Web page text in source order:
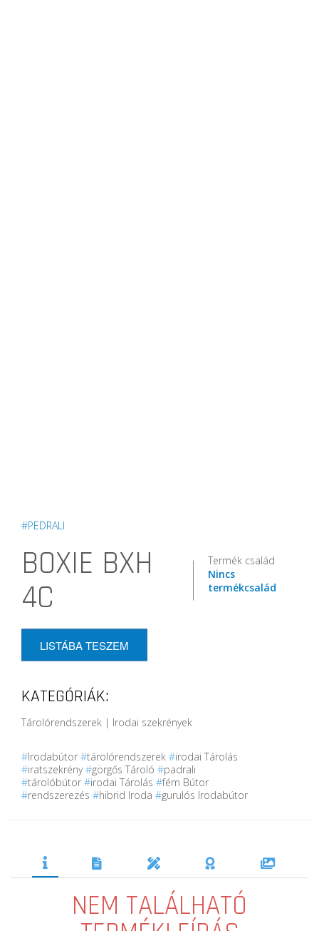
#PEDRALI
BOXIE BXH
4C
Termék család
Nincs
termékcsalád
LISTÁBA TESZEM
KATEGÓRIÁK:
Tárolórendszerek | Irodai szekrények
#Irodabútor #tárolórendszerek #irodai Tárolás
#iratszekrény#görgős Tároló #padrali
#tárolóbútor #irodai Tárolás #fém Bútor
#rendszerezés #hibrid Iroda #gurulós Irodabútor
NEM TALÁLHATÓ